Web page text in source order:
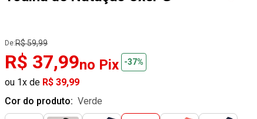
De:R$ 59,99
R$ 37,99no Pix -37%
ou 1x de R$ 39,99
Cor do produto:
verde